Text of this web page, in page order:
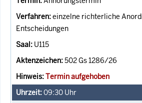
einzelne richterliche
Entscheidungen
U115
502 Gs 1286/26
Termin aufgehoben
09:30 Uhr